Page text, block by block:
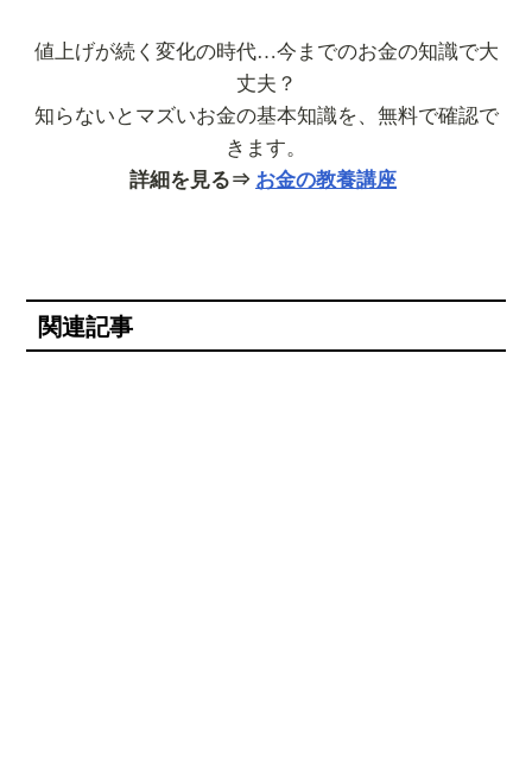
値上げが続く変化の時代…今までのお金の知識で大
丈夫？
知らないとマズいお金の基本知識を、無料で確認で
きます。
詳細を見る⇒ お金の教養講座
関連記事